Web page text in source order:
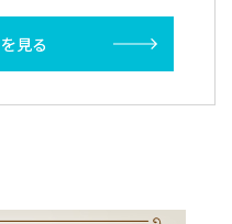
見る